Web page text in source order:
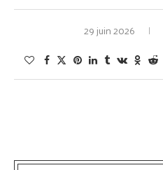
29 juin 2026